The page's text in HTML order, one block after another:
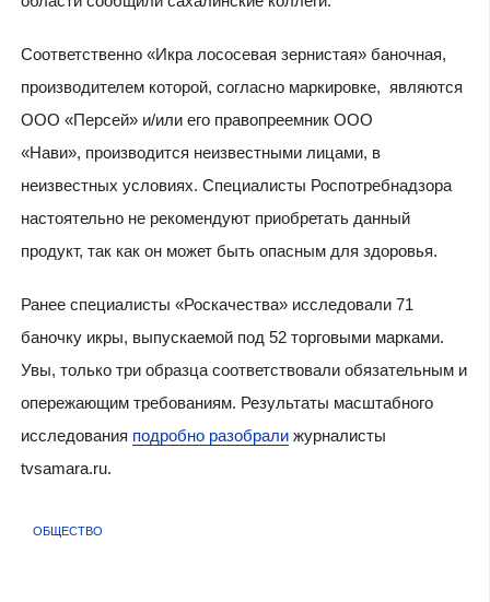
Соответственно «Икра лососевая зернистая» баночная,
производителем которой, согласно маркировке, являются
ООО «Персей» и/или его правопреемник ООО
«Нави», производится неизвестными лицами, в
неизвестных условиях. Специалисты Роспотребнадзора
настоятельно не рекомендуют приобретать данный
продукт, так как он может быть опасным для здоровья.
Ранее специалисты «Роскачества» исследовали 71
баночку икры, выпускаемой под 52 торговыми марками.
Увы, только три образца соответствовали обязательным и
опережающим требованиям. Результаты масштабного
исследования подробно разобралижурналисты
tvsamara.ru.
ОБЩЕСТВО